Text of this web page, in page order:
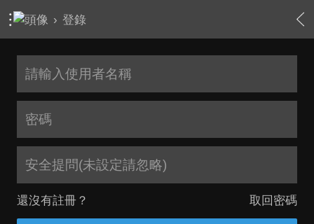
› 登錄
安全提問(未設定請忽略)
還沒有註冊？ 取回密碼